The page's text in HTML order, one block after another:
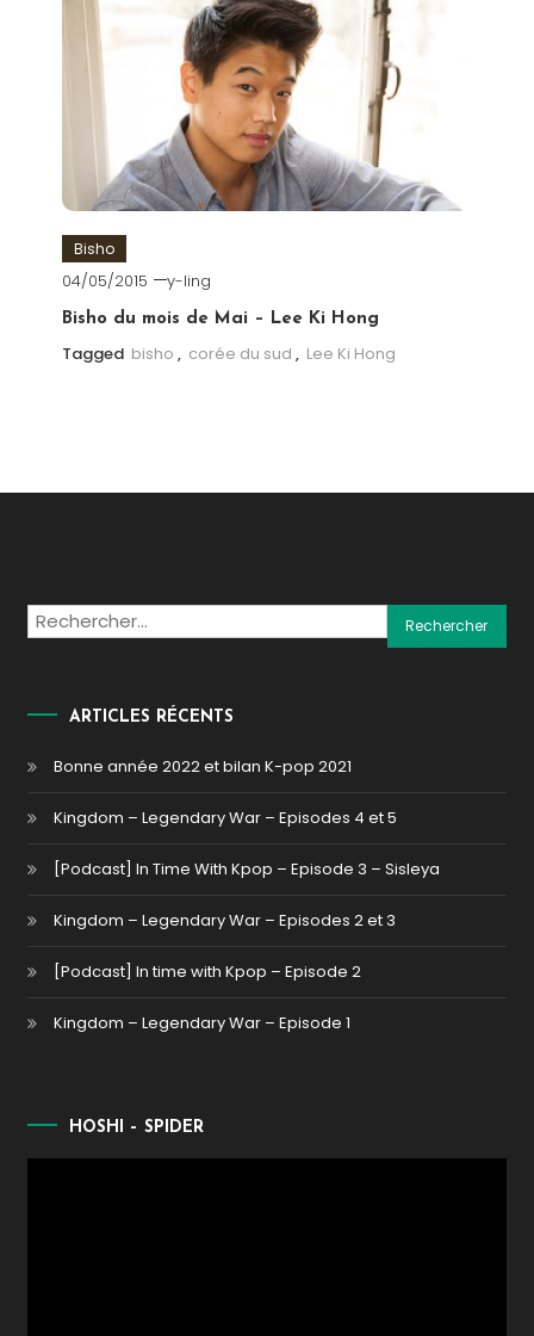
Bisho
04/05/2015 y-ling
Bisho du mois de Mai – Lee Ki Hong
Tagged bisho , corée du sud , Lee Ki Hong
Rechercher :
ARTICLES RÉCENTS
Bonne année 2022 et bilan K-pop 2021
Kingdom – Legendary War – Episodes 4 et 5
[Podcast] In Time With Kpop – Episode 3 – Sisleya
Kingdom – Legendary War – Episodes 2 et 3
[Podcast] In time with Kpop – Episode 2
Kingdom – Legendary War – Episode 1
HOSHI – SPIDER